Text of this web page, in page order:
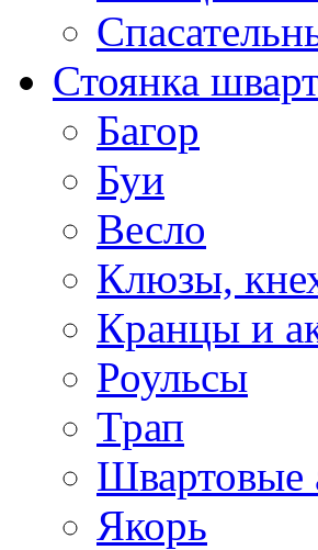
Стоянка
Багор
Буи
Весло
Клюзы,
Кранцы и
Роульсы
Трап
Швартовые
Якорь